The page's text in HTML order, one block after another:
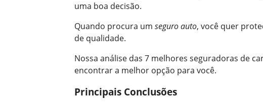
uma boa decisão.
Quando procura um seguro auto, você quer
de qualidade.
Nossa análise das 7 melhores seguradoras de
encontrar a melhor opção para você.
Principais Conclusões